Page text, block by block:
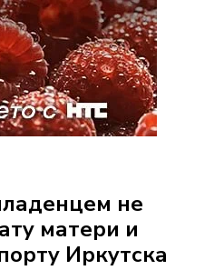
не
матери и
Иркутска